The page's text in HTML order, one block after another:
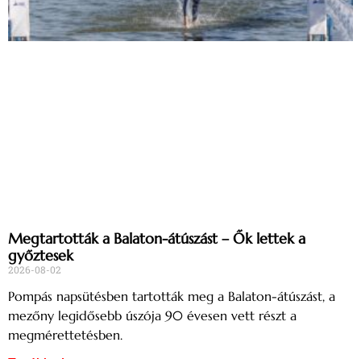
Megtartották a Balaton-átúszást – Ők lettek a
győztesek
2026-08-02
Pompás napsütésben tartották meg a Balaton-átúszást, a
mezőny legidősebb úszója 90 évesen vett részt a
megmérettetésben.